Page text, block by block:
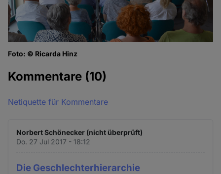
Foto: © Ricarda Hinz
Kommentare (10)
Netiquette für Kommentare
Norbert Schönecker (nicht überprüft)
Do. 27 Jul 2017 - 18:12
Die Geschlechterhierarchie